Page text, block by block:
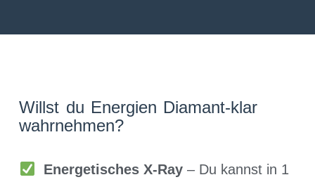
Willst du Energien Diamant-klar
wahrnehmen?
Energetisches X-Ray– Du kannst in 1